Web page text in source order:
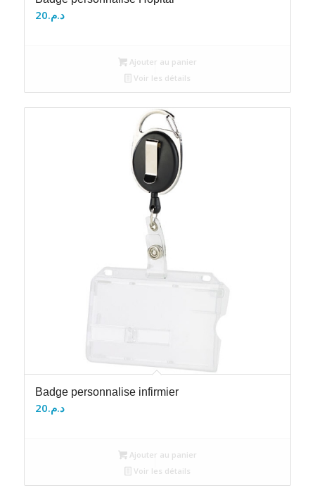
د.م.20
Ajouter au panier
Voir les détails
Badge personnalise infirmier
د.م.20
Ajouter au panier
Voir les détails